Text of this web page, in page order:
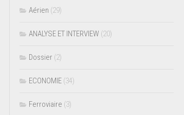
Aérien (29)
ANALYSE ET INTERVIEW (20)
Dossier (2)
ECONOMIE (34)
Ferroviaire (3)